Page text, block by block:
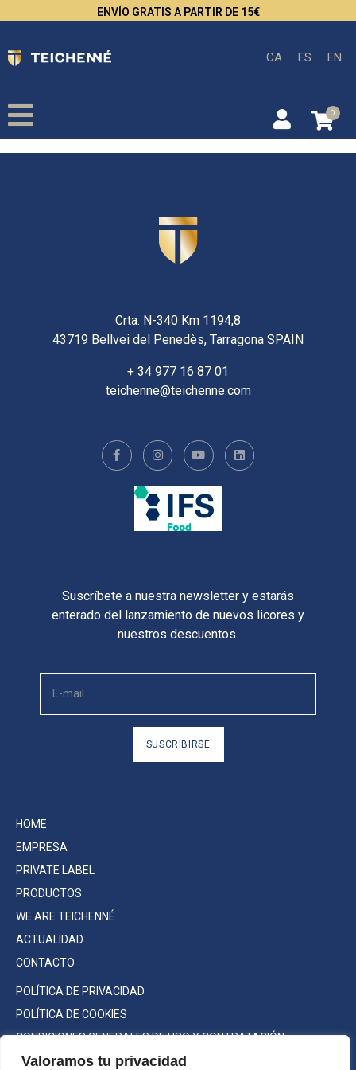
Valoramos tu privacidad
ENVÍO GRATIS A PARTIR DE 15€
CA ES EN
0
HOME
EMPRESA
PRIVATE LABEL
PRODUCTOS
WE ARE TEICHENNÉ
ACTUALIDAD
CONTACTO
POLÍTICA DE PRIVACIDAD
POLÍTICA DE COOKIES
CONDICIONES GENERALES DE USO Y CONTRATACIÓN
Crta. N-340 Km 1194,8
43719 Bellvei del Penedès, Tarragona SPAIN
+ 34 977 16 87 01
teichenne@teichenne.com
Suscríbete a nuestra newsletter y estarás
enterado del lanzamiento de nuevos licores y
nuestros descuentos.
SUSCRIBIRSE